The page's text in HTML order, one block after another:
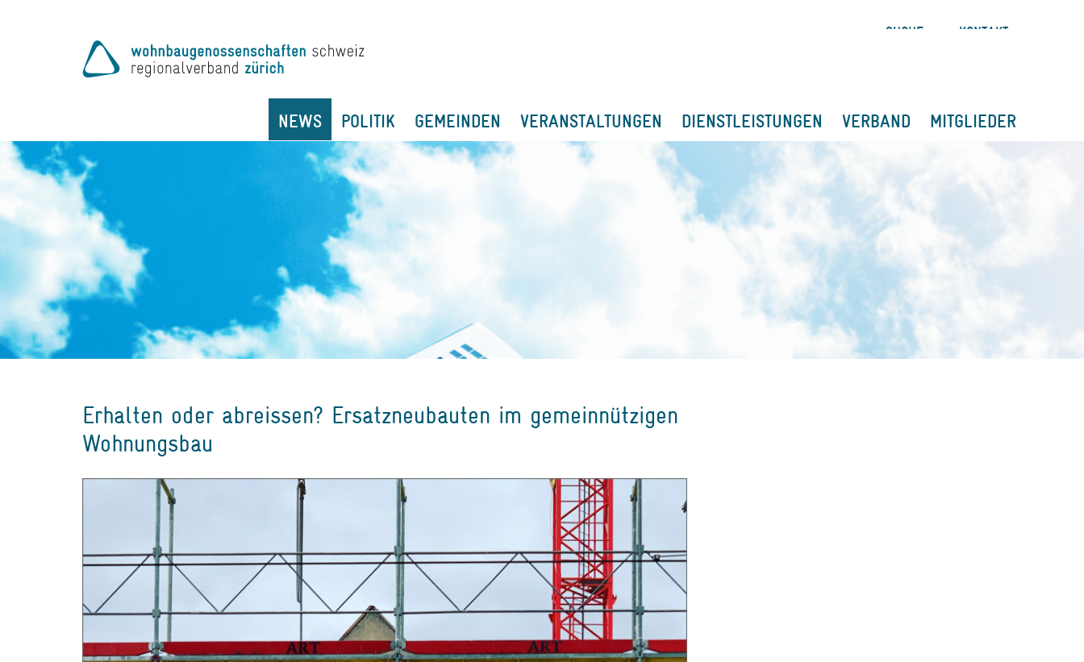
SUCHE KONTAKT
NEWS POLITIK GEMEINDEN VERANSTALTUNGEN DIENSTLEISTUNGEN VERBAND MITGLIEDER
Erhalten oder abreissen? Ersatzneubauten im gemeinnützigen
Wohnungsbau